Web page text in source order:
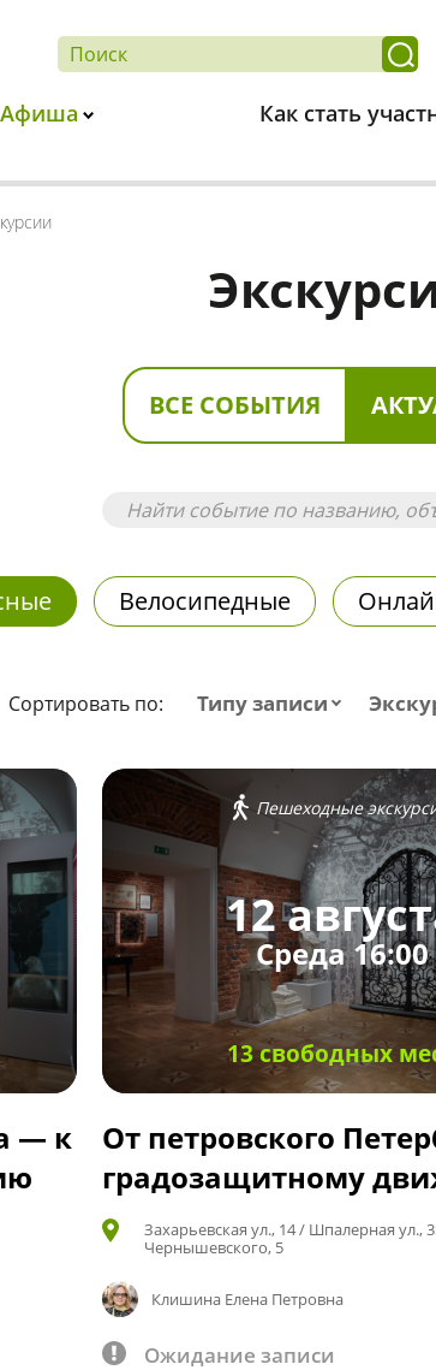
Афиша Как стать
ВСЕ СОБЫТИЯ
Велосипедные
Сортировать по: Типу записи
— к
Пешеходные
12
Среда 16:00
13 свободных
От петровского
градозащитному
Захарьевская ул., 14 / Шпалерная ул.,
Чернышевского, 5
Клишина Елена Петровна
Ожидание записи